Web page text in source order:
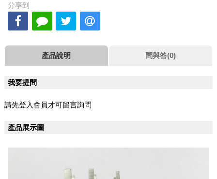
分享到
產品說明 問與答(0)
我要提問
請先登入會員才可留言詢問
產品展示圖